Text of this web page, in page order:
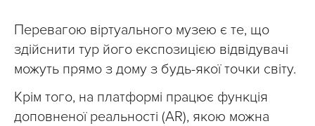
Перевагою віртуального музею є те, що
здійснити тур його експозицією відвідувачі
можуть прямо з дому з будь-якої точки світу.
Крім того, на платформі працює функція
доповненої реальності (AR), якою можна